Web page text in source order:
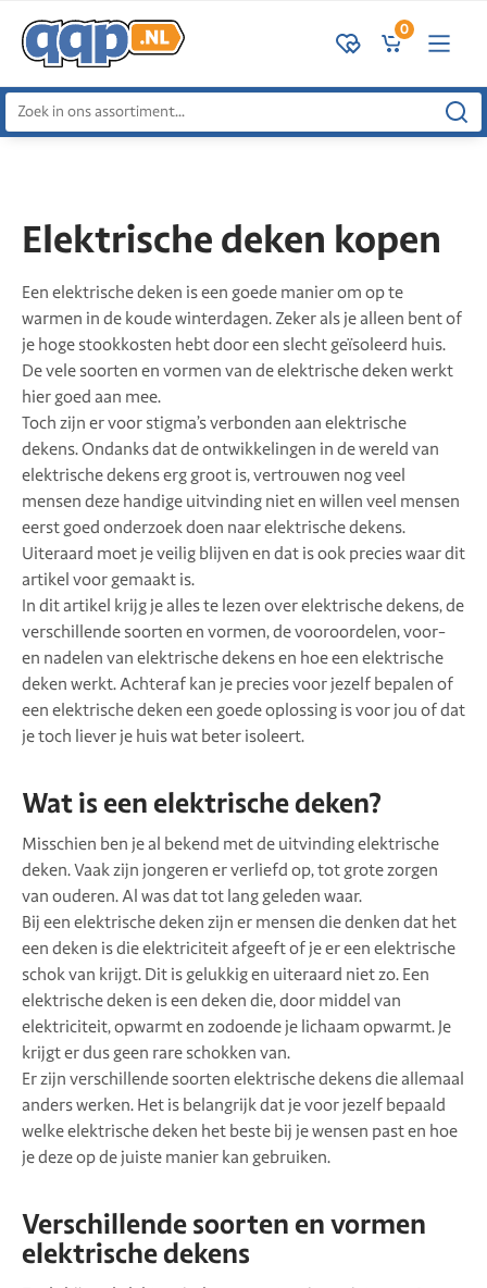
0
Zoeken
naar:
Elektrische deken kopen
Een elektrische deken is een goede manier om op te
warmen in de koude winterdagen. Zeker als je alleen bent of
je hoge stookkosten hebt door een slecht geïsoleerd huis.
De vele soorten en vormen van de elektrische deken werkt
hier goed aan mee.
Toch zijn er voor stigma’s verbonden aan elektrische
dekens. Ondanks dat de ontwikkelingen in de wereld van
elektrische dekens erg groot is, vertrouwen nog veel
mensen deze handige uitvinding niet en willen veel mensen
eerst goed onderzoek doen naar elektrische dekens.
Uiteraard moet je veilig blijven en dat is ook precies waar dit
artikel voor gemaakt is.
In dit artikel krijg je alles te lezen over elektrische dekens, de
verschillende soorten en vormen, de vooroordelen, voor-
en nadelen van elektrische dekens en hoe een elektrische
deken werkt. Achteraf kan je precies voor jezelf bepalen of
een elektrische deken een goede oplossing is voor jou of dat
je toch liever je huis wat beter isoleert.
Wat is een elektrische deken?
Misschien ben je al bekend met de uitvinding elektrische
deken. Vaak zijn jongeren er verliefd op, tot grote zorgen
van ouderen. Al was dat tot lang geleden waar.
Bij een elektrische deken zijn er mensen die denken dat het
een deken is die elektriciteit afgeeft of je er een elektrische
schok van krijgt. Dit is gelukkig en uiteraard niet zo. Een
elektrische deken is een deken die, door middel van
elektriciteit, opwarmt en zodoende je lichaam opwarmt. Je
krijgt er dus geen rare schokken van.
Er zijn verschillende soorten elektrische dekens die allemaal
anders werken. Het is belangrijk dat je voor jezelf bepaald
welke elektrische deken het beste bij je wensen past en hoe
je deze op de juiste manier kan gebruiken.
Verschillende soorten en vormen
elektrische dekens